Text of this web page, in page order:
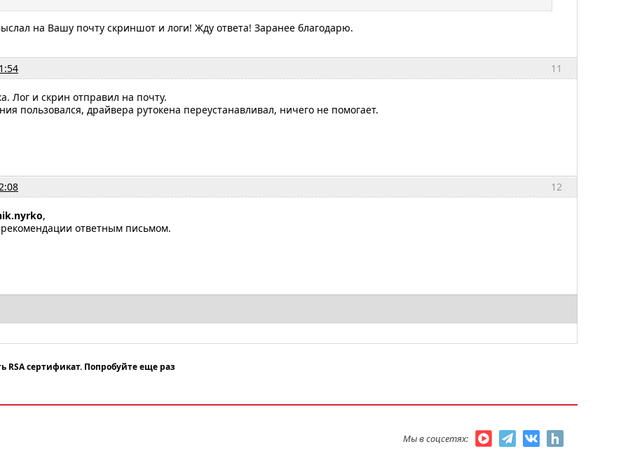
на Вашу почту скриншот и логи! Жду ответа! Заранее благодарю.
11
Лог и скрин отправил на почту.
пользовался, драйвера рутокена переустанавливал, ничего не помогает.
12
,
ответным письмом.
RSA сертификат. Попробуйте еще раз
Мы в соцсетях: